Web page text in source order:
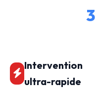
Intervention
ultra-rapide